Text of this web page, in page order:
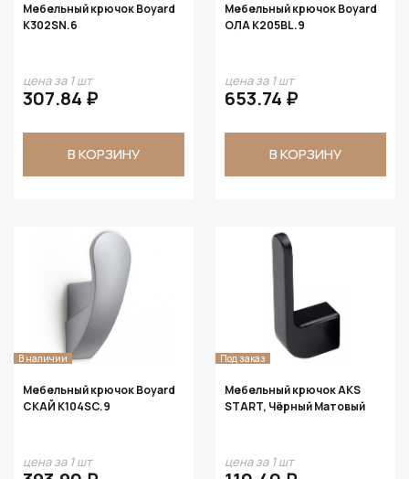
Мебельный крючок Boyard
K302SN.6
цена за 1 шт
307.84 ₽
В КОРЗИНУ
Мебельный крючок Boyard
ОЛА K205BL.9
цена за 1 шт
653.74 ₽
В КОРЗИНУ
В наличии
Мебельный крючок Boyard
СКАЙ K104SC.9
цена за 1 шт
Под заказ
Мебельный крючок AKS
START, Чёрный Матовый
цена за 1 шт